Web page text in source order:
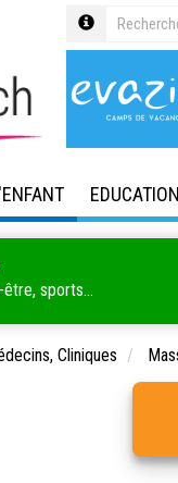
EDUCATION
sports...
Cliniques